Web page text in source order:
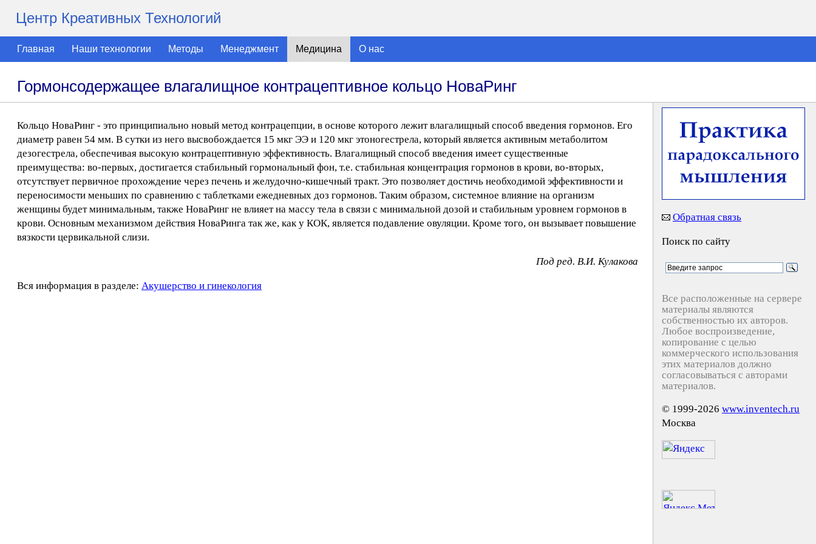
Центр Креативных Технологий
Главная Наши технологии Методы Менеджмент Медицина О нас
Гормонсодержащее влагалищное контрацептивное кольцо НоваРинг
Кольцо НоваРинг - это принципиально новый метод контрацепции, в основе которого лежит влагалищный способ введения гормонов. Его
диаметр равен 54 мм. В сутки из него высвобождается 15 мкг ЭЭ и 120 мкг этоногестрела, который является активным метаболитом
дезогестрела, обеспечивая высокую контрацептивную эффективность. Влагалищный способ введения имеет существенные
преимущества: во-первых, достигается стабильный гормональный фон, т.е. стабильная концентрация гормонов в крови, во-вторых,
отсутствует первичное прохождение через печень и желудочно-кишечный тракт. Это позволяет достичь необходимой эффективности и
переносимости меньших по сравнению с таблетками ежедневных доз гормонов. Таким образом, системное влияние на организм
женщины будет минимальным, также НоваРинг не влияет на массу тела в связи с минимальной дозой и стабильным уровнем гормонов в
крови. Основным механизмом действия НоваРинга так же, как у КОК, является подавление овуляции. Кроме того, он вызывает повышение
вязкости цервикальной слизи.
Под ред. В.И. Кулакова
Вся информация в разделе: Акушерство и гинекология
Обратная связь
Поиск по сайту
Все расположенные на сервере
материалы являются
собственностью их авторов.
Любое воспроизведение,
копирование с целью
коммерческого использования
этих материалов должно
согласовываться с авторами
материалов.
© 1999-2026 www.inventech.ru
Москва